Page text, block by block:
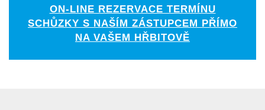
ON-LINE REZERVACE TERMÍNU
SCHŮZKY S NAŠÍM ZÁSTUPCEM PŘÍMO
NA VAŠEM HŘBITOVĚ